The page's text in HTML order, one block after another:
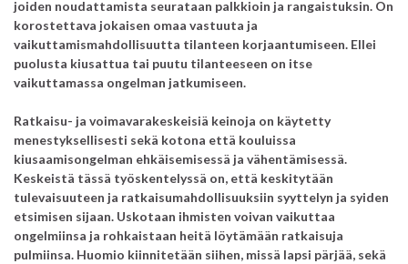
joiden noudattamista seurataan palkkioin ja rangaistuksin. On
korostettava jokaisen omaa vastuuta ja
vaikuttamismahdollisuutta tilanteen korjaantumiseen. Ellei
puolusta kiusattua tai puutu tilanteeseen on itse
vaikuttamassa ongelman jatkumiseen.
Ratkaisu- ja voimavarakeskeisiä keinoja on käytetty
menestyksellisesti sekä kotona että kouluissa
kiusaamisongelman ehkäisemisessä ja vähentämisessä.
Keskeistä tässä työskentelyssä on, että keskitytään
tulevaisuuteen ja ratkaisumahdollisuuksiin syyttelyn ja syiden
etsimisen sijaan. Uskotaan ihmisten voivan vaikuttaa
ongelmiinsa ja rohkaistaan heitä löytämään ratkaisuja
pulmiinsa. Huomio kiinnitetään siihen, missä lapsi pärjää, sekä